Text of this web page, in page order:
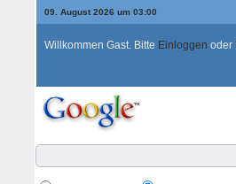
09. August 2026 um 03:00
Willkommen Gast. Bitte Einloggen oder